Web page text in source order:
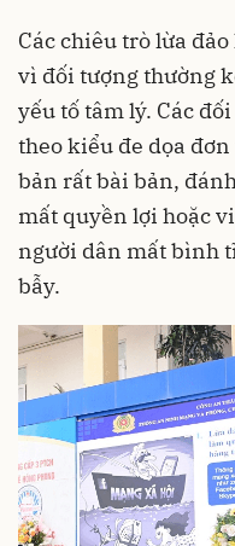
Các chiêu trò lừa
vì đối tượng thường
yếu tố tâm lý. Các
theo kiểu đe dọa
bản rất bài bản,
mất quyền lợi hoặc
người dân mất bình
bẫy.